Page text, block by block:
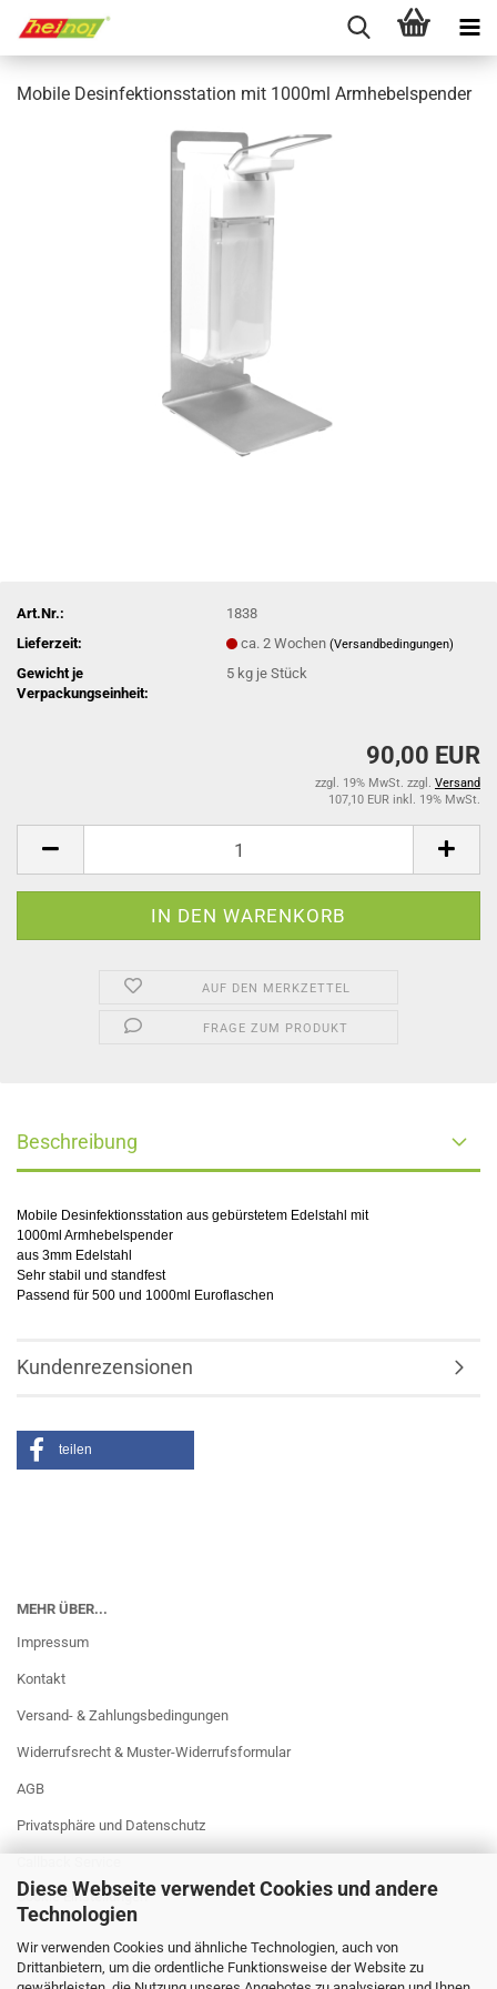
Diese Webseite verwendet Cookies und andere
Technologien
Wir verwenden Cookies und ähnliche Technologien, auch von
Drittanbietern, um die ordentliche Funktionsweise der Website zu
Mobile Desinfektionsstation mit 1000ml Armhebelspender
Art.Nr.:
1838
Lieferzeit:
ca. 2 Wochen(Versandbedingungen)
Gewicht je
Verpackungseinheit:
5 kg je Stück
90,00 EUR
zzgl. 19% MwSt. zzgl. Versand
107,10 EUR inkl. 19% MwSt.
AUF DEN MERKZETTEL
FRAGE ZUM PRODUKT
Beschreibung
Mobile Desinfektionsstation aus gebürstetem Edelstahl mit
1000ml Armhebelspender
aus 3mm Edelstahl
Sehr stabil und standfest
Passend für 500 und 1000ml Euroflaschen
Kundenrezensionen
teilen
MEHR ÜBER...
Impressum
Kontakt
Versand- & Zahlungsbedingungen
Widerrufsrecht & Muster-Widerrufsformular
AGB
Privatsphäre und Datenschutz
Cookie Einstellungen